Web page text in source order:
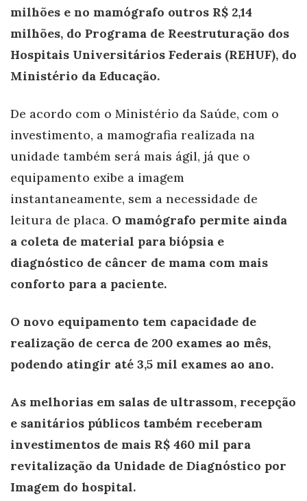
milhões e no mamógrafo outros R$ 2,14
milhões, do Programa de Reestruturação dos
Hospitais Universitários Federais (REHUF), do
Ministério da Educação.
De acordo com o Ministério da Saúde, com o
investimento, a mamografia realizada na
unidade também será mais ágil, já que o
equipamento exibe a imagem
instantaneamente, sem a necessidade de
leitura de placa. O mamógrafo permite ainda
a coleta de material para biópsia e
diagnóstico de câncer de mama com mais
conforto para a paciente.
O novo equipamento tem capacidade de
realização de cerca de 200 exames ao mês,
podendo atingir até 3,5 mil exames ao ano.
As melhorias em salas de ultrassom, recepção
e sanitários públicos também receberam
investimentos de mais R$ 460 mil para
revitalização da Unidade de Diagnóstico por
Imagem do hospital.